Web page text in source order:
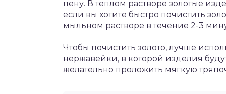
пену. В теплом растворе золотые
если вы хотите быстро почистить
мыльном растворе в течение 2-3
Чтобы почистить золото, лучше
нержавейки, в которой изделия
желательно проложить мягкую